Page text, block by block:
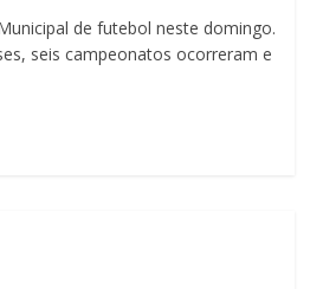
de futebol neste domingo.
seis campeonatos ocorreram e